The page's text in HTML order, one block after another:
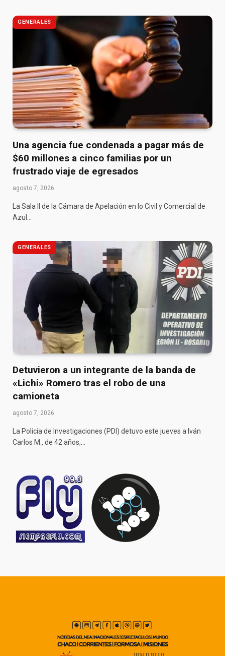
GENERALES
Una agencia fue condenada a pagar más de
$60 millones a cinco familias por un
frustrado viaje de egresados
agosto 7, 2026
La Sala II de la Cámara de Apelación en lo Civil y Comercial de
Azul…
GENERALES
Detuvieron a un integrante de la banda de
«Lichi» Romero tras el robo de una
camioneta
agosto 7, 2026
La Policía de Investigaciones (PDI) detuvo este jueves a Iván
Carlos M., de 42 años,…